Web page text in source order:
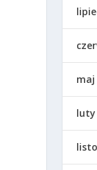
maj
luty